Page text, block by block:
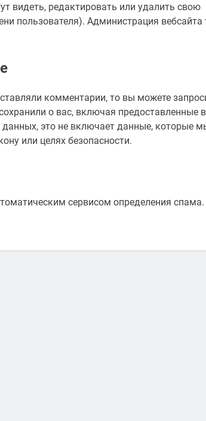
видеть, редактировать или удалить свою
пользователя). Администрация вебсайта
комментарии, то вы можете
о вас, включая предоставленные
это не включает данные, которые
или целях безопасности.
сервисом определения спама.